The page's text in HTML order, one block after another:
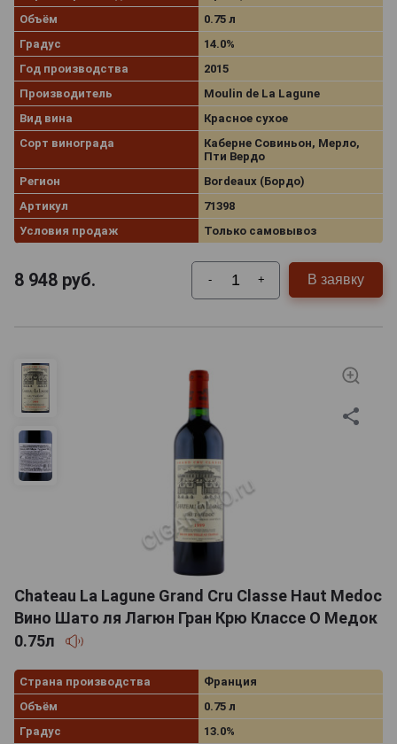
Объём
0.75 л
Градус
14.0%
Год производства
2015
Производитель
Moulin de La Lagune
Вид вина
Красное сухое
Сорт винограда
Каберне Совиньон, Мерло,
Пти Вердо
Регион
Bordeaux (Бордо)
Артикул
71398
Условия продаж
Только самовывоз
8 948 руб. - + В заявку
Chateau La Lagune Grand Cru Classe Haut Medoc
Вино Шато ля Лагюн Гран Крю Классе О Медок
0.75л
Страна производства
Франция
Объём
0.75 л
Градус
13.0%